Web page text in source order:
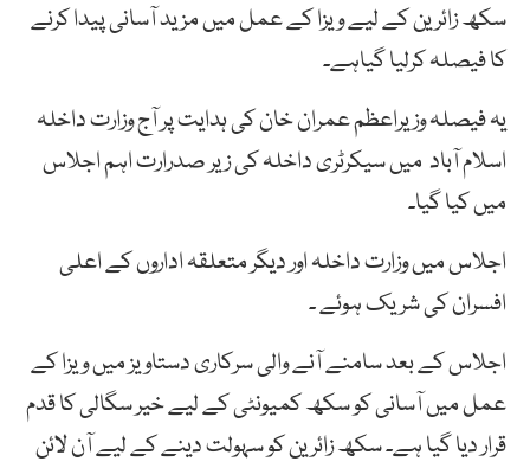
سکھ زائرین کے لیے ویزا کے عمل میں مزید آسانی پیدا کرنے
کا فیصلہ کرلیا گیاہے۔
یہ فیصلہ وزیراعظم عمران خان کی ہدایت پر آج وزارت داخلہ
اسلام آباد میں سیکرٹری داخلہ کی زیر صدرارت اہم اجلاس
میں کیا گیا۔
اجلاس میں وزارت داخلہ اور دیگر متعلقہ اداروں کے اعلی
افسران کی شریک ہوئے ۔
اجلاس کے بعد سامنے آنے والی سرکاری دستاویز میں ویزا کے
عمل میں آسانی کو سکھ کمیونٹی کے لیے خیر سگالی کا قدم
قرار دیا گیا ہے۔ سکھ زائرین کو سہولت دینے کے لیے آن لائن